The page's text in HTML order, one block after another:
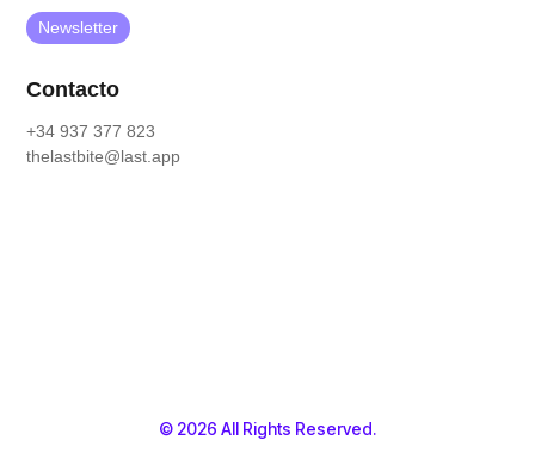
Newsletter
Contacto
+34 937 377 823
thelastbite@last.app
© 2026 All Rights Reserved.